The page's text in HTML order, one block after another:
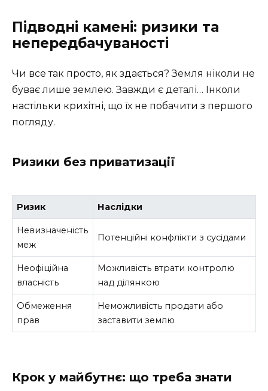
Підводні камені: ризики та
непередбачуваності
Чи все так просто, як здається? Земля ніколи не
буває лише землею. Завжди є деталі… Інколи
настільки крихітні, що їх не побачити з першого
погляду.
Ризики без приватизації
Ризик Наслідки
Невизначеність
меж
Потенційні конфлікти з сусідами
Неофіційна
власність
Можливість втрати контролю
над ділянкою
Обмеження
прав
Неможливість продати або
заставити землю
Крок у майбутнє: що треба знати